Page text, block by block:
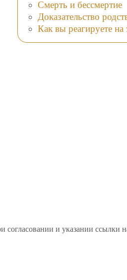
Смерть и бессмертие
Доказательство
Как вы реагируете
согласовании и указании ссылки